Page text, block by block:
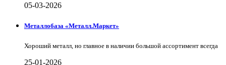
05-03-2026
Металлобаза «Металл.Маркет»
Хороший металл, но главное в наличии большой ассортимент всегда
25-01-2026